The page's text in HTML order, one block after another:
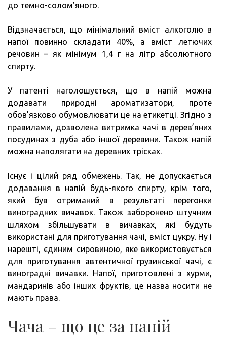
до темно-солом’яного.
Відзначається, що мінімальний вміст алкоголю в
напої повинно складати 40%, а вміст летючих
речовин – як мінімум 1,4 г на літр абсолютного
спирту.
У патенті наголошується, що в напій можна
додавати природні ароматизатори, проте
обов’язково обумовлювати це на етикетці. Згідно з
правилами, дозволена витримка чачі в дерев’яних
посудинах з дуба або іншої деревини. Також напій
можна наполягати на деревних трісках.
Існує і цілий ряд обмежень. Так, не допускається
додавання в напій будь-якого спирту, крім того,
який був отриманий в результаті перегонки
виноградних вичавок. Також заборонено штучним
шляхом збільшувати в вичавках, які будуть
використані для приготування чачі, вміст цукру. Ну і
нарешті, єдиним сировиною, яке використовується
для приготування автентичної грузинської чачі, є
виноградні вичавки. Напої, приготовлені з хурми,
мандаринів або інших фруктів, це назва носити не
мають права.
Чача – що це за напій